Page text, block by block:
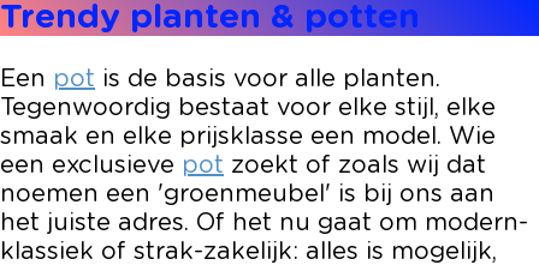
d
y
p
l
a
n
t
e
n
e
n
d
y
p
l
a
n
t
r
e
n
d
y
p
l
a
n
d
y
p
l
a
n
e
n
T
r
e
n
d
y
p
l
a
Trendy planten & potten
Een pot is de basis voor alle planten.
Tegenwoordig bestaat voor elke stijl, elke
smaak en elke prijsklasse een model. Wie
een exclusieve pot zoekt of zoals wij dat
noemen een 'groenmeubel' is bij ons aan
het juiste adres. Of het nu gaat om modern-
klassiek of strak-zakelijk: alles is mogelijk,